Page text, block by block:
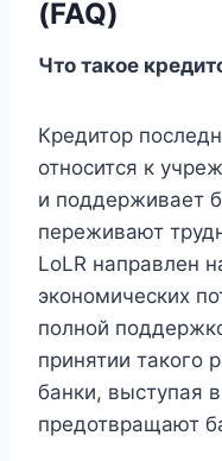
(FAQ)
Что такое
Кредитор
относится к
и поддерживает
переживают
LoLR направлен
экономических
полной
принятии такого
банки, выступая
предотвращают